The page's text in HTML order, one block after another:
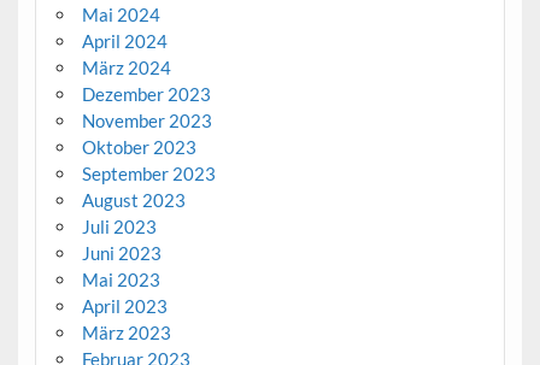
Mai 2024
April 2024
März 2024
Dezember 2023
November 2023
Oktober 2023
September 2023
August 2023
Juli 2023
Juni 2023
Mai 2023
April 2023
März 2023
Februar 2023